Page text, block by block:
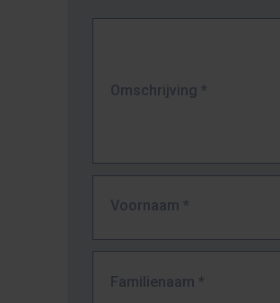
Omschrijving *
Voornaam *
Familienaam *